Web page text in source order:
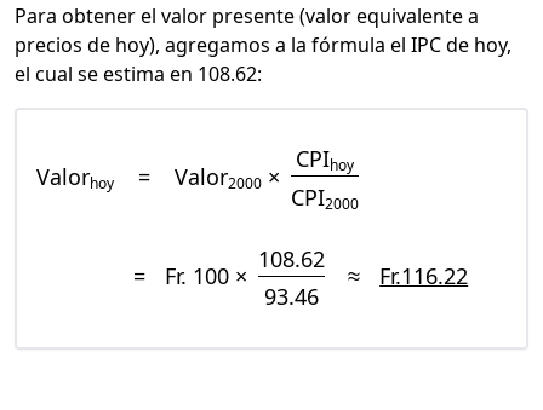
Para obtener el valor presente (valor equivalente a
precios de hoy), agregamos a la fórmula el IPC de hoy,
el cual se estima en 108.62:
Valorhoy = Valor2000 ×
CPIhoy
CPI2000
= Fr. 100 ×
108.62
93.46
≈ Fr.116.22